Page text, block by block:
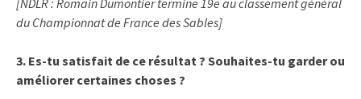
[NDLR : Romain Dumontier termine 19e au classement général
du Championnat de France des Sables]
3. Es-tu satisfait de ce résultat ? Souhaites-tu garder ou
améliorer certaines choses ?